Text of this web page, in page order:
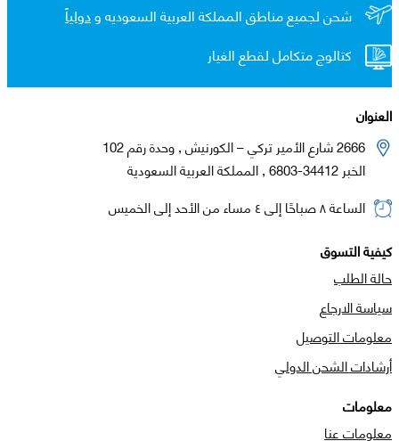
شحن لجميع مناطق المملكة العربية السعوديه ودولياً
كتالوج متكامل لقطع الغيار
العنوان
2666 شارع الأمير تركي – الكورنيش , وحدة رقم 102
الخبر 34412-6803 , المملكة العربية السعودية
الساعة ٨ صباحًا إلى ٤ مساء من الأحد إلى الخميس
كيفية التسوق
حالة الطلب
سياسة الارجاع
معلومات التوصيل
أرشادات الشحن الدولي
معلومات
معلومات عنا